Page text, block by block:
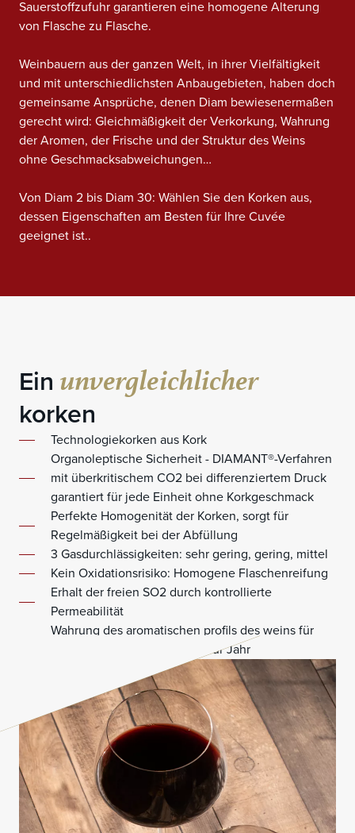
Sauerstoffzufuhr garantieren eine homogene Alterung
von Flasche zu Flasche.
Weinbauern aus der ganzen Welt, in ihrer Vielfältigkeit
und mit unterschiedlichsten Anbaugebieten, haben doch
gemeinsame Ansprüche, denen Diam bewiesenermaßen
gerecht wird: Gleichmäßigkeit der Verkorkung, Wahrung
der Aromen, der Frische und der Struktur des Weins
ohne Geschmacksabweichungen…
Von Diam 2 bis Diam 30: Wählen Sie den Korken aus,
dessen Eigenschaften am Besten für Ihre Cuvée
geeignet ist..
Ein unvergleichlicher
korken
Technologiekorken aus Kork
Organoleptische Sicherheit - DIAMANT®-Verfahren
mit überkritischem CO2 bei differenziertem Druck
garantiert für jede Einheit ohne Korkgeschmack
Perfekte Homogenität der Korken, sorgt für
Regelmäßigkeit bei der Abfüllung
3 Gasdurchlässigkeiten: sehr gering, gering, mittel
Kein Oxidationsrisiko: Homogene Flaschenreifung
Erhalt der freien SO2 durch kontrollierte
Permeabilität
Wahrung des aromatischen profils des weins für
jede Flasche identisch, Jahr für Jahr